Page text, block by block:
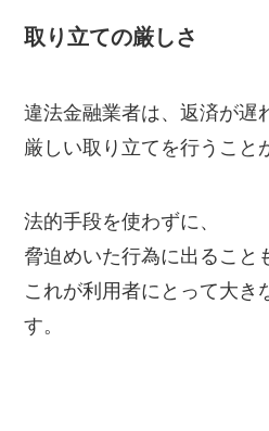
取り立ての厳しさ
違法金融業者は、返済が遅
厳しい取り立てを行うこと
法的手段を使わずに、
脅迫めいた行為に出ること
これが利用者にとって大き
す。